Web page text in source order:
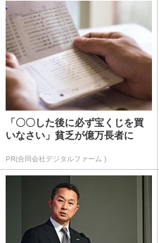
「〇〇した後に必ず宝くじを買
いなさい」貧乏が億万長者に
PR(合同会社デジタルファーム )